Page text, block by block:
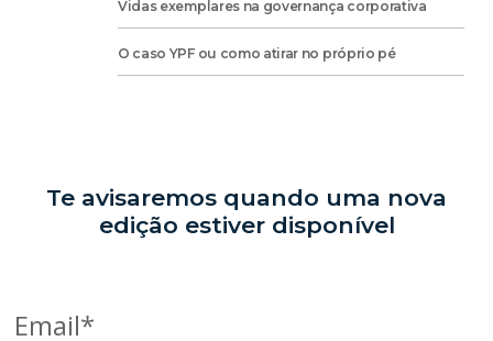
Vidas exemplares na governança corporativa
O caso YPF ou como atirar no próprio pé
Te avisaremos quando uma nova
edição estiver disponível
Email*